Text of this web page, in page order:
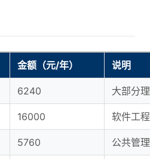
金额（元/年） 说明
6240 大部分
16000 软件工
5760 公共管